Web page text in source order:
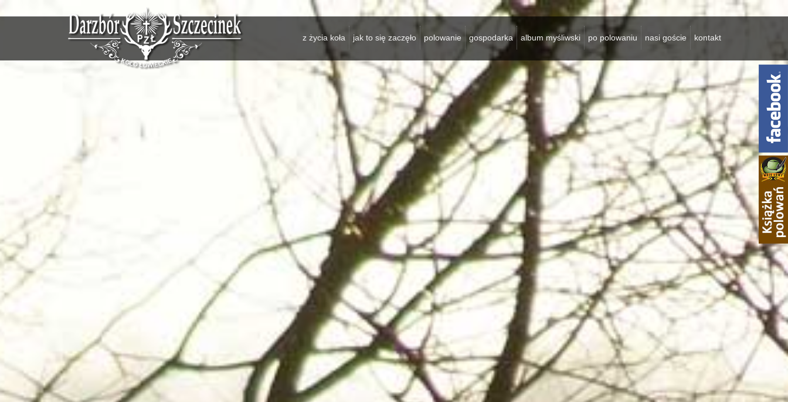
z życia koła jak to się zaczęło polowanie gospodarka album myśliwski po polowaniu nasi goście kontakt